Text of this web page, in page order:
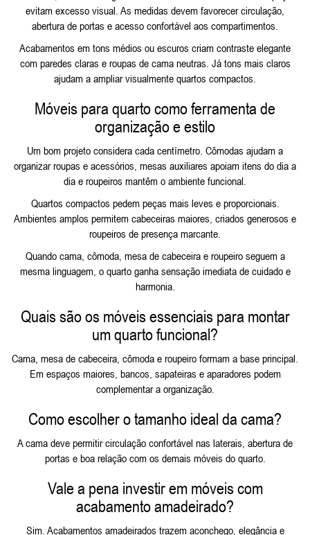
evitam excesso visual. As medidas devem favorecer circulação,
abertura de portas e acesso confortável aos compartimentos.
Acabamentos em tons médios ou escuros criam contraste elegante
com paredes claras e roupas de cama neutras. Já tons mais claros
ajudam a ampliar visualmente quartos compactos.
Móveis para quarto como ferramenta de
organização e estilo
Um bom projeto considera cada centímetro. Cômodas ajudam a
organizar roupas e acessórios, mesas auxiliares apoiam itens do dia a
dia e roupeiros mantêm o ambiente funcional.
Quartos compactos pedem peças mais leves e proporcionais.
Ambientes amplos permitem cabeceiras maiores, criados generosos e
roupeiros de presença marcante.
Quando cama, cômoda, mesa de cabeceira e roupeiro seguem a
mesma linguagem, o quarto ganha sensação imediata de cuidado e
harmonia.
Quais são os móveis essenciais para montar
um quarto funcional?
Cama, mesa de cabeceira, cômoda e roupeiro formam a base principal.
Em espaços maiores, bancos, sapateiras e aparadores podem
complementar a organização.
Como escolher o tamanho ideal da cama?
A cama deve permitir circulação confortável nas laterais, abertura de
portas e boa relação com os demais móveis do quarto.
Vale a pena investir em móveis com
acabamento amadeirado?
Sim. Acabamentos amadeirados trazem aconchego, elegância e